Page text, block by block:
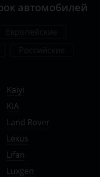
автомобилей
Kaiyi
KIA
Land Rover
Lexus
Lifan
Luxgen